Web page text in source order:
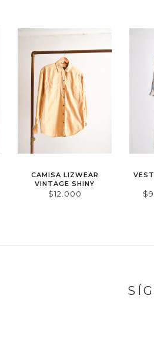
CAMISA LIZWEAR
VINTAGE SHINY
$12.000